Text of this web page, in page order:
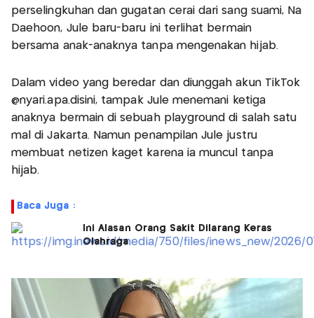
perselingkuhan dan gugatan cerai dari sang suami, Na
Daehoon, Jule baru-baru ini terlihat bermain
bersama anak-anaknya tanpa mengenakan hijab.
Dalam video yang beredar dan diunggah akun TikTok
@nyari.apa.disini, tampak Jule menemani ketiga
anaknya bermain di sebuah playground di salah satu
mal di Jakarta. Namun penampilan Jule justru
membuat netizen kaget karena ia muncul tanpa
hijab.
Baca Juga :
Ini Alasan Orang Sakit Dilarang Keras
Olahraga